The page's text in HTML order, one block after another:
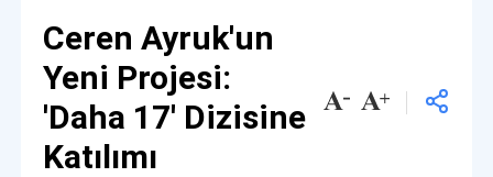
Ceren Ayruk'un
Yeni Projesi:
'Daha 17' Dizisine
Katılımı